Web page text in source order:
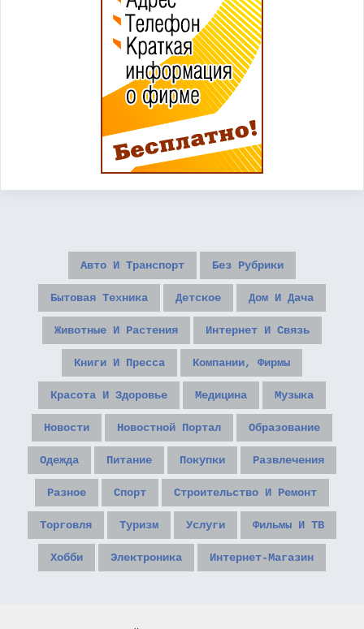
Авто И Транспорт Без Рубрики
Бытовая Техника Детское Дом И Дача
Животные И Растения Интернет И Связь
Книги И Пресса Компании, Фирмы
Красота И Здоровье Медицина Музыка
Новости Новостной Портал Образование
Одежда Питание Покупки Развлечения
Разное Спорт Строительство И Ремонт
Торговля Туризм Услуги Фильмы И ТВ
Хобби Электроника Интернет-Магазин